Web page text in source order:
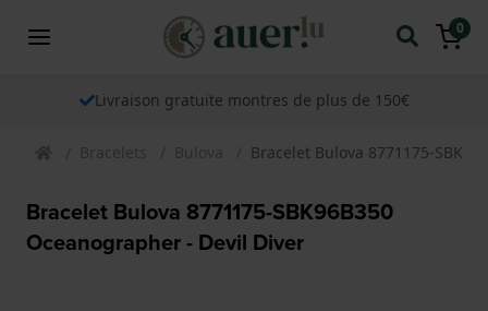
0
Livraison gratuite montres de plus de 150€
Bracelets Bulova Bracelet Bulova 8771175-
Bracelet Bulova 8771175-SBK96B350
Oceanographer - Devil Diver